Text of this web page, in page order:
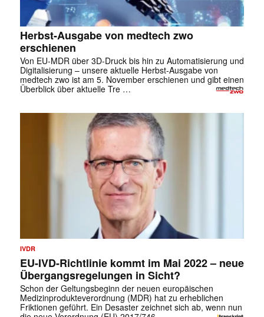
Herbst-Ausgabe von medtech zwo
erschienen
Von EU-MDR über 3D-Druck bis hin zu Automatisierung und
Digitalisierung – unsere aktuelle Herbst-Ausgabe von
medtech zwo ist am 5. November erschienen und gibt einen
Überblick über aktuelle Tre …
IVDR
EU-IVD-Richtlinie kommt im Mai 2022 – neue
Übergangsregelungen in Sicht?
Schon der Geltungsbeginn der neuen europäischen
Medizinprodukteverordnung (MDR) hat zu erheblichen
Friktionen geführt. Ein Desaster zeichnet sich ab, wenn nun